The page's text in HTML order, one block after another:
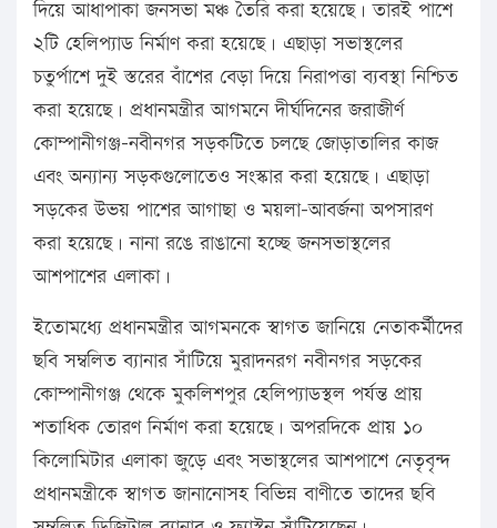
দিয়ে আধাপাকা জনসভা মঞ্চ তৈরি করা হয়েছে। তারই পাশে
২টি হেলিপ্যাড নির্মাণ করা হয়েছে। এছাড়া সভাস্থলের
চতুর্পাশে দুই স্তরের বাঁশের বেড়া দিয়ে নিরাপত্তা ব্যবস্থা নিশ্চিত
করা হয়েছে। প্রধানমন্ত্রীর আগমনে দীর্ঘদিনের জরাজীর্ণ
কোম্পানীগঞ্জ-নবীনগর সড়কটিতে চলছে জোড়াতালির কাজ
এবং অন্যান্য সড়কগুলোতেও সংস্কার করা হয়েছে। এছাড়া
সড়কের উভয় পাশের আগাছা ও ময়লা-আবর্জনা অপসারণ
করা হয়েছে। নানা রঙে রাঙানো হচ্ছে জনসভাস্থলের
আশপাশের এলাকা।
ইতোমধ্যে প্রধানমন্ত্রীর আগমনকে স্বাগত জানিয়ে নেতাকর্মীদের
ছবি সম্বলিত ব্যানার সাঁটিয়ে মুরাদনরগ নবীনগর সড়কের
কোম্পানীগঞ্জ থেকে মুকলিশপুর হেলিপ্যাডস্থল পর্যন্ত প্রায়
শতাধিক তোরণ নির্মাণ করা হয়েছে। অপরদিকে প্রায় ১০
কিলোমিটার এলাকা জুড়ে এবং সভাস্থলের আশপাশে নেতৃবৃন্দ
প্রধানমন্ত্রীকে স্বাগত জানানোসহ বিভিন্ন বাণীতে তাদের ছবি